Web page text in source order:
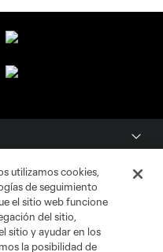
utilizamos cookies,
de seguimiento
el sitio web funcione
del sitio,
sitio y ayudar en los
la posibilidad de